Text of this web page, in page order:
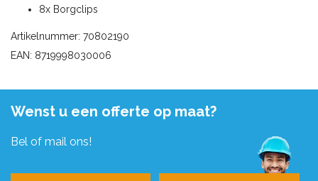
8x Borgclips
Artikelnummer: 70802190
EAN: 8719998030006
Wenst u een offerte op maat?
Bel of mail ons!